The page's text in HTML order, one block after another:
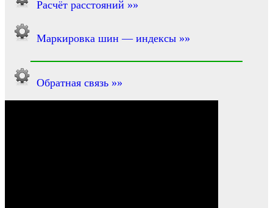
Расчёт расстояний »»
Маркировка шин — индексы »»
Обратная связь »»